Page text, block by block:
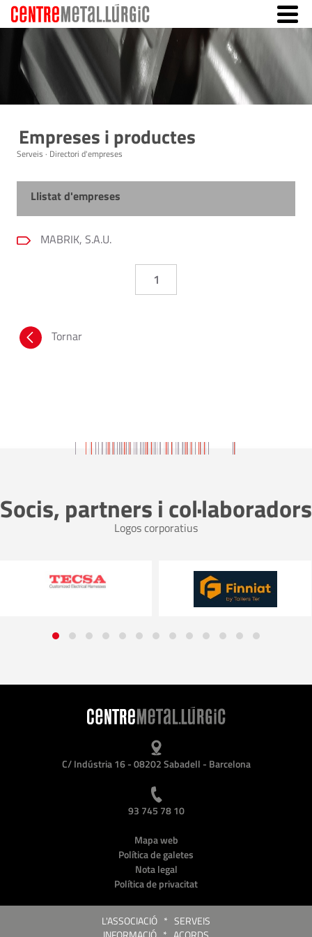
Empreses i productes
Serveis · Directori d'empreses
Llistat d'empreses
MABRIK, S.A.U.
1
Tornar
Socis, partners i col·laboradors
Logos corporatius
C/ Indústria 16 - 08202 Sabadell - Barcelona
93 745 78 10
Mapa web
Política de galetes
Nota legal
Política de privacitat
L'ASSOCIACIÓ * SERVEIS